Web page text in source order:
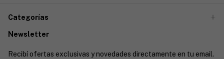
Categorías
Newsletter
Recibí ofertas exclusivas y novedades directamente en tu email.